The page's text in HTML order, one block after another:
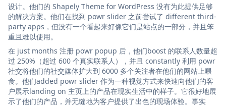
设计。他们的 Shapely Theme for WordPress 没有为此提供足够
的解决方案。他们在找到 powr slider 之前尝试了 different third-
party apps，但没有一个看起来好像它们是站点的一部分，并且笨
重且难以使用。
在 just months 注册 powr popup 后，他们boost 的联系人数量超
过 250%（超过 600 个真实联系人），并且 constantly 利用 powr
社交将他们的社交媒体扩大到 6000 多个关注者在他们的网站上喂
食。他们added powr slider 作为一种视觉方式来快速向他们的客
户展示landing on 主页上的产品在现实生活中的样子。它很好地展
示了他们的产品，并无缝地为客户提供了出色的现场体验。事实